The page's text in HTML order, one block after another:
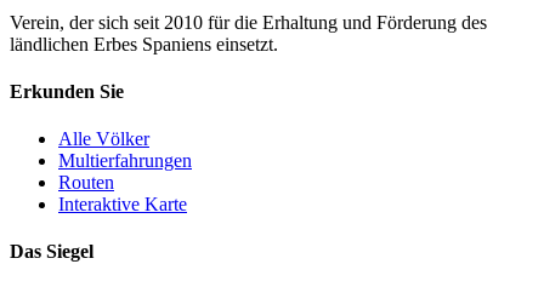
Verein, der sich seit 2010 für die Erhaltung und Förderung des
ländlichen Erbes Spaniens einsetzt.
Erkunden Sie
Alle Völker
Multierfahrungen
Routen
Interaktive Karte
Das Siegel